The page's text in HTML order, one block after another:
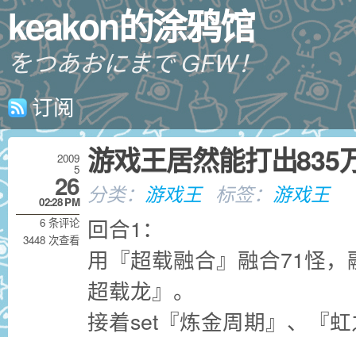
keakon的涂鸦馆
をつあおにまで GFW！
订阅
游戏王居然能打出835
2009
5
26
02:28 PM
6 条评论
3448 次查看
分类： 游戏王 标签： 游戏王
回合1：
用『超载融合』融合71怪
超载龙』。
接着set『炼金周期』、『